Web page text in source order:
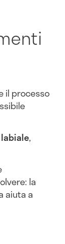
il processo
,
la
aiuta a